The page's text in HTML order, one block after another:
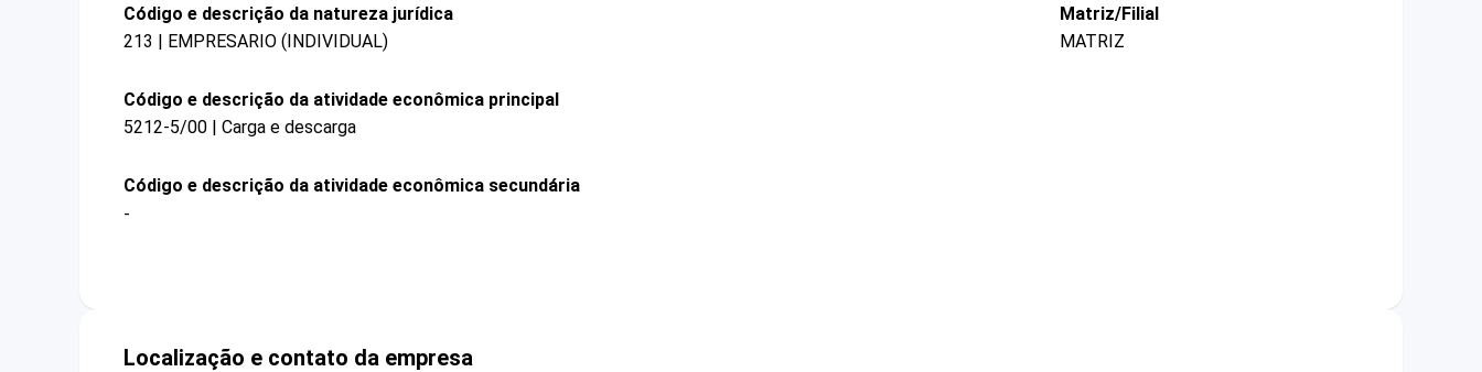
Código e descrição da natureza jurídica
213 | EMPRESARIO (INDIVIDUAL)
Matriz/Filial
MATRIZ
Código e descrição da atividade econômica principal
5212-5/00 | Carga e descarga
Código e descrição da atividade econômica secundária
-
Localização e contato da empresa